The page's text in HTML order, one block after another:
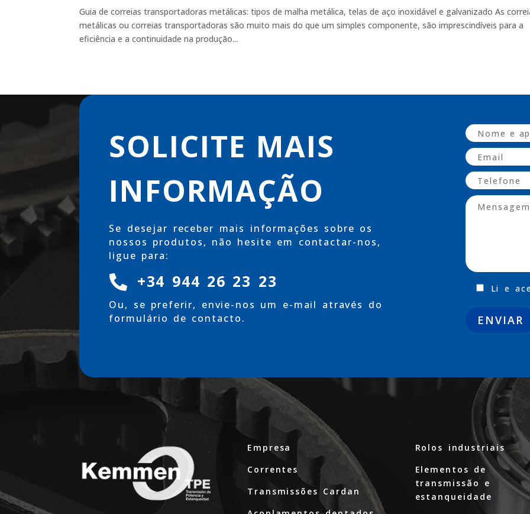
Guia de correias transportadoras metálicas: tipos de malha metálica, telas de aço inoxidável e galvanizado As
metálicas ou correias transportadoras são muito mais do que um simples componente, são imprescindíveis para a
eficiência e a continuidade na produção...
SOLICITE MAIS
INFORMAÇÃO
Se desejar receber mais informações sobre os
nossos produtos, não hesite em contactar-nos,
ligue para:
 +34 944 26 23 23
Ou, se preferir, envie-nos um e-mail através do
formulário de contacto.
Li e
Empresa
Correntes
Transmissões Cardan
Rolos industriais
Elementos de
transmissão e
estanqueidade